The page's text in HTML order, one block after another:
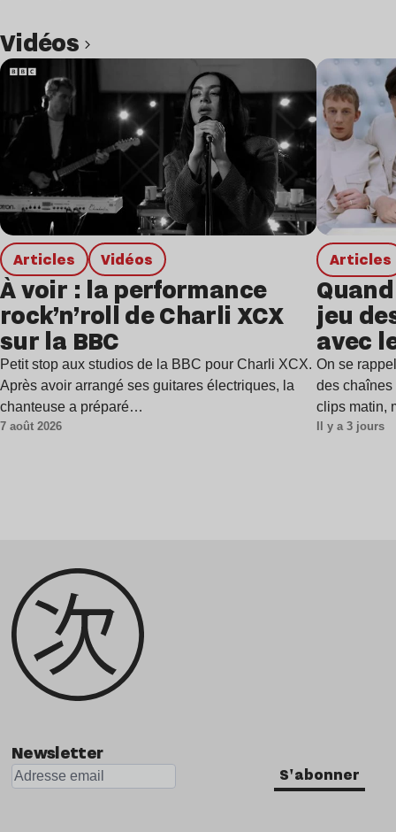
Vidéos
Articles Vidéos
À voir : la performance
rock’n’roll de Charli XCX
sur la BBC
Petit stop aux studios de la BBC pour Charli XCX.
Après avoir arrangé ses guitares électriques, la
chanteuse a préparé…
7 août 2026
Articles
jeu
avec
On se
des
clips matin,
Il y a 3 jours
Newsletter
S'abonner